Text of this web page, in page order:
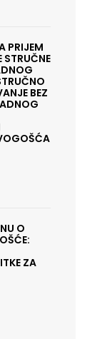
PRIJEM
STRUČNE
BEZ
O
ZA